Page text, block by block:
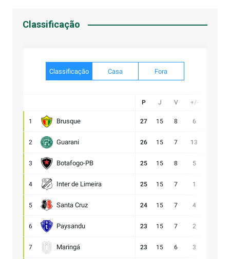
Classificação
Classificação Casa Fora
P J V +/-
1 Brusque 27 15 8 6
2 Guarani 26 15 7 13
3 Botafogo-PB 25 15 8 5
4 Inter de Limeira 25 15 7 1
5 Santa Cruz 24 15 7 4
6 Paysandu 23 15 7 2
7 Maringá 23 15 6 3